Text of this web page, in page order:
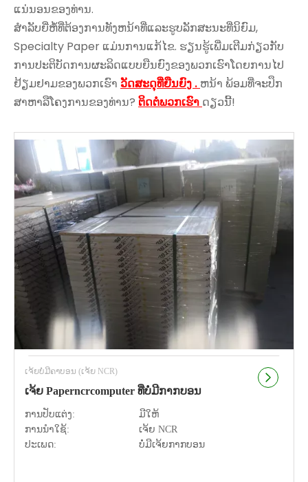
ແນ່ນອນຂອງທ່ານ.
ສໍາລັບຍີ່ຫໍ້ທີ່ຕ້ອງການທັງຫນ້າທີ່ແລະຮູບລັກສະນະທີ່ນິຍົມ,
Specialty Paper ແມ່ນການແກ້ໄຂ. ຮຽນຮູ້ເພີ່ມເຕີມກ່ຽວກັບ
ການປະຕິບັດການຜະລິດແບບຍືນຍົງຂອງພວກເຮົາໂດຍການໄປ
ຢ້ຽມຢາມຂອງພວກເຮົາ ວັດສະດຸທີ່ຍືນຍົງ . ຫນ້າ ພ້ອມ​ທີ່​ຈະ​ປຶກ​
ສາ​ຫາ​ລື​ໂຄງ​ການ​ຂອງ​ທ່ານ​? ຕິດຕໍ່ພວກເຮົາ ດຽວນີ້!
ເຈ້ຍບໍ່ມີຄາບອນ (ເຈ້ຍ NCR)
ເຈ້ຍ Paperncrcomputer ທີ່ບໍ່ມີກາກບອນ
ການປັບແຕ່ງ:
ມີໃຫ້
ການນຳໃຊ້:
ເຈ້ຍ NCR
ປະເພດ:
ບໍ່ມີເຈ້ຍກາກບອນ